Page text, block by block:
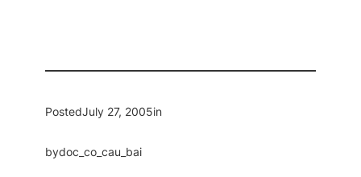
PostedJuly 27, 2005in
bydoc_co_cau_bai